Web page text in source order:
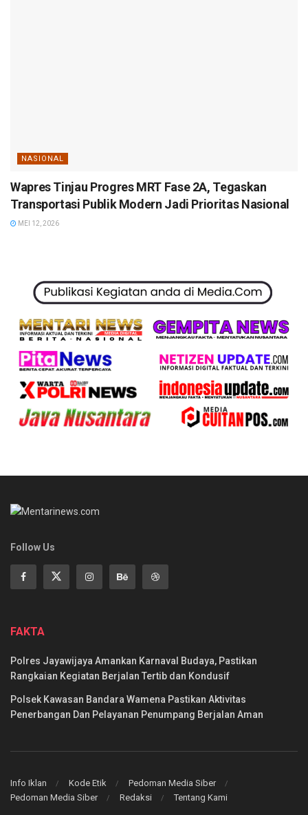
NASIONAL
Wapres Tinjau Progres MRT Fase 2A, Tegaskan
Transportasi Publik Modern Jadi Prioritas Nasional
MEI 12, 2026
Follow Us
FAKTA
Polres Jayawijaya Amankan Karnaval Budaya, Pastikan
Rangkaian Kegiatan Berjalan Tertib dan Kondusif
Polsek Kawasan Bandara Wamena Pastikan Aktivitas
Penerbangan Dan Pelayanan Penumpang Berjalan Aman
Info Iklan Kode Etik
Pedoman Media Siber
Pedoman Media Siber
Redaksi Tentang Kami